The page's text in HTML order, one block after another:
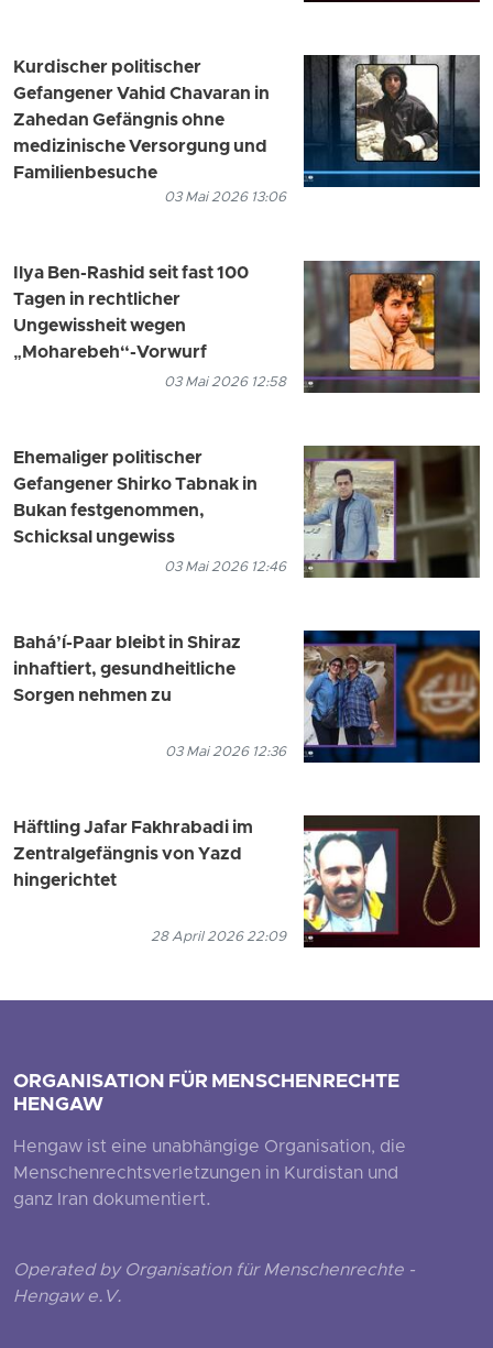
Kurdischer politischer
Gefangener Vahid Chavaran in
Zahedan Gefängnis ohne
medizinische Versorgung und
Familienbesuche
03 Mai 2026 13:06
Ilya Ben-Rashid seit fast 100
Tagen in rechtlicher
Ungewissheit wegen
„Moharebeh“-Vorwurf
03 Mai 2026 12:58
Ehemaliger politischer
Gefangener Shirko Tabnak in
Bukan festgenommen,
Schicksal ungewiss
03 Mai 2026 12:46
Bahá’í-Paar bleibt in Shiraz
inhaftiert, gesundheitliche
Sorgen nehmen zu
03 Mai 2026 12:36
Häftling Jafar Fakhrabadi im
Zentralgefängnis von Yazd
hingerichtet
28 April 2026 22:09
ORGANISATION FÜR MENSCHENRECHTE
HENGAW
Hengaw ist eine unabhängige Organisation, die
Menschenrechtsverletzungen in Kurdistan und
ganz Iran dokumentiert.
Operated by Organisation für Menschenrechte -
Hengaw e.V.